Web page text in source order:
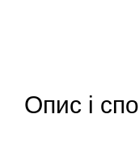
Опис і